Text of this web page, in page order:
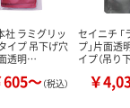
社 ラミグリッ
イプ 吊下げ穴
透明…
605～（税込）
セイニチ
プ」片面透
イプ（吊
￥